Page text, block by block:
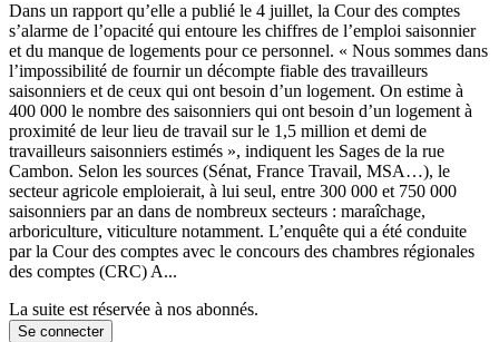
Dans un rapport qu’elle a publié le 4 juillet, la Cour des comptes
s’alarme de l’opacité qui entoure les chiffres de l’emploi saisonnier
et du manque de logements pour ce personnel. « Nous sommes dans
l’impossibilité de fournir un décompte fiable des travailleurs
saisonniers et de ceux qui ont besoin d’un logement. On estime à
400 000 le nombre des saisonniers qui ont besoin d’un logement à
proximité de leur lieu de travail sur le 1,5 million et demi de
travailleurs saisonniers estimés », indiquent les Sages de la rue
Cambon. Selon les sources (Sénat, France Travail, MSA…), le
secteur agricole emploierait, à lui seul, entre 300 000 et 750 000
saisonniers par an dans de nombreux secteurs : maraîchage,
arboriculture, viticulture notamment. L’enquête qui a été conduite
par la Cour des comptes avec le concours des chambres régionales
des comptes (CRC) A...
La suite est réservée à nos abonnés.
Se connecter